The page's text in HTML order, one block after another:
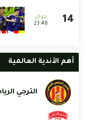
23:48
أهم الأندية العالمية
الترجي